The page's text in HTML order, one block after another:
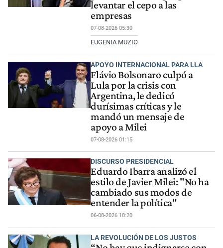
levantar el cepo a las
empresas
07-08-2026 05:30
EUGENIA MUZIO
APOYO INTERNACIONAL PARA LLA
Flávio Bolsonaro culpó a
Lula por la crisis con
Argentina, le dedicó
durísimas críticas y le
mandó un mensaje de
apoyo a Milei
07-08-2026 01:15
DISCURSO PRESIDENCIAL
Eduardo Ibarra analizó el
estilo de Javier Milei: "No ha
cambiado sus modos de
entender la política"
06-08-2026 18:20
LA REVOLUCIÓN DE LOS JUSTOS